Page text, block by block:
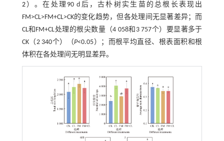
2）。在处理90 d后，古朴树实生苗的总根长表现出
FM>CL>FM+CL>CK的变化趋势，但各处理间无显著差异；而
CL和FM+CL处理的根尖数量（4 058和3 757个）要显著多于
CK（2 340个）（P<0.05）；而根平均直径、根表面积和根
体积在各处理间无明显差异。